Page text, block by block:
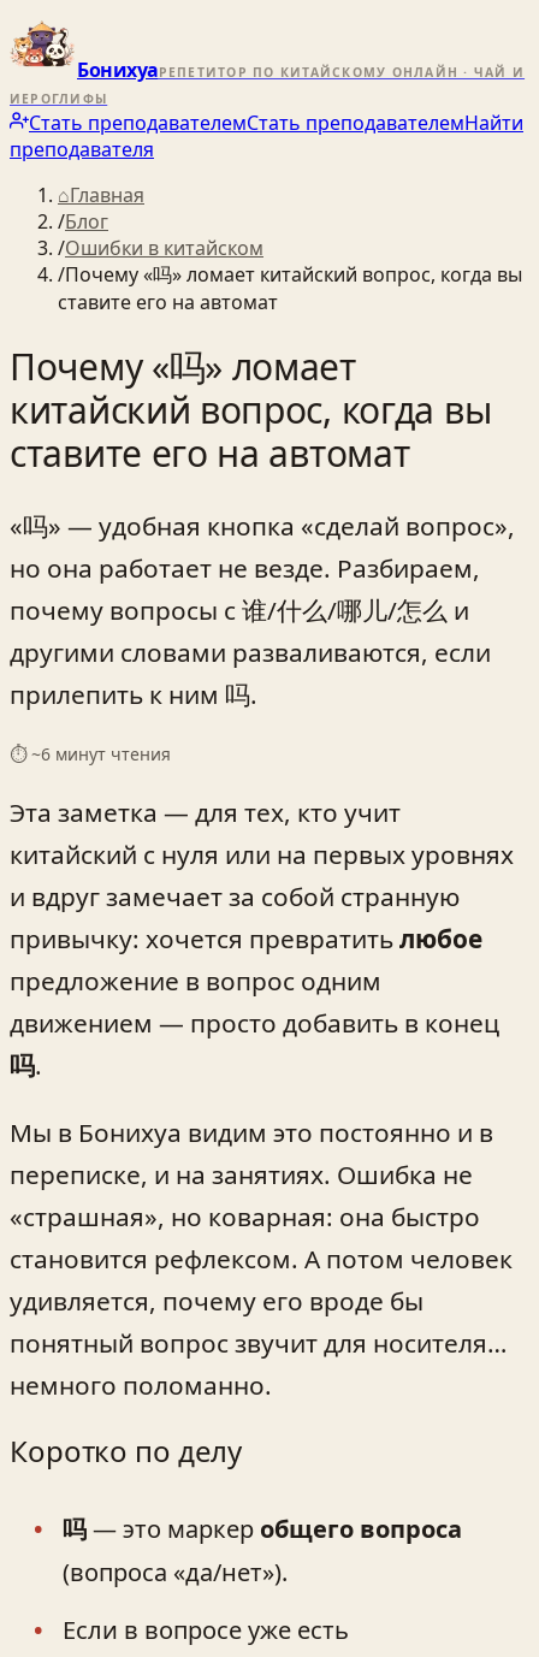
БонихуаРЕПЕТИТОР ПО КИТАЙСКОМУ ОНЛАЙН · ЧАЙ И
ИЕРОГЛИФЫ
Стать преподавателемСтать преподавателемНайти
преподавателя
⌂Главная
/Блог
/Ошибки в китайском
/Почему «吗» ломает китайский вопрос, когда вы
ставите его на автомат
Почему «吗» ломает
китайский вопрос, когда вы
ставите его на автомат
«吗» — удобная кнопка «сделай вопрос»,
но она работает не везде. Разбираем,
почему вопросы с 谁/什么/哪儿/怎么 и
другими словами разваливаются, если
прилепить к ним 吗.
⏱ ~6 минут чтения
Эта заметка — для тех, кто учит
китайский с нуля или на первых уровнях
и вдруг замечает за собой странную
привычку: хочется превратитьлюбое
предложение в вопрос одним
движением — просто добавить в конец
吗.
Мы в Бонихуа видим это постоянно и в
переписке, и на занятиях. Ошибка не
«страшная», но коварная: она быстро
становится рефлексом. А потом человек
удивляется, почему его вроде бы
понятный вопрос звучит для носителя…
немного поломанно.
Коротко по делу
吗— это маркер общего вопроса
(вопроса «да/нет»).
Если в вопросе уже есть